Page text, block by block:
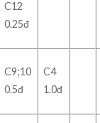
C12
0.25đ
C9;10
0.5đ
C4
1.0đ